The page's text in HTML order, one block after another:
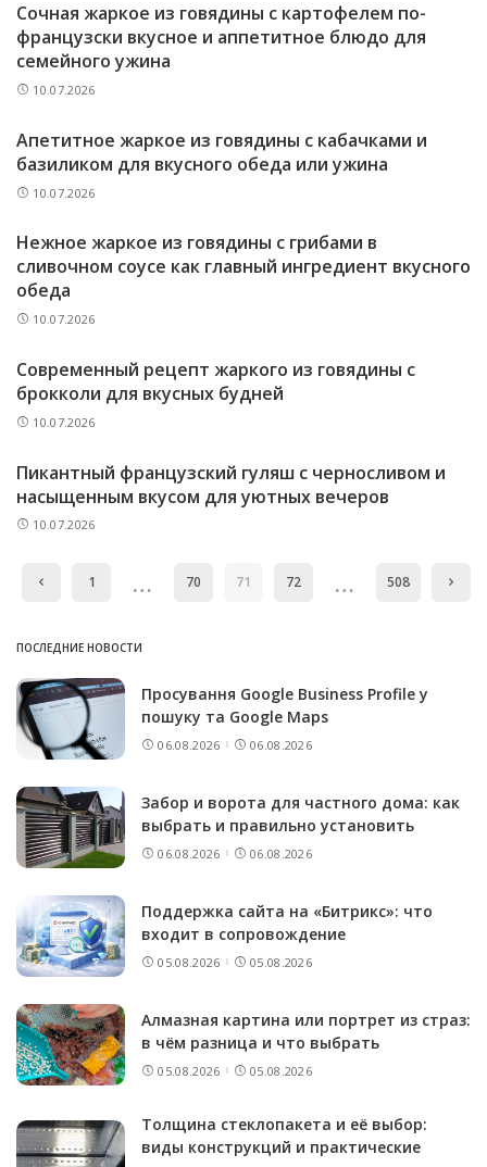
Сочная жаркое из говядины с картофелем по-
французски вкусное и аппетитное блюдо для
семейного ужина
10.07.2026
Апетитное жаркое из говядины с кабачками и
базиликом для вкусного обеда или ужина
10.07.2026
Нежное жаркое из говядины с грибами в
сливочном соусе как главный ингредиент вкусного
обеда
10.07.2026
Современный рецепт жаркого из говядины с
брокколи для вкусных будней
10.07.2026
Пикантный французский гуляш с черносливом и
насыщенным вкусом для уютных вечеров
10.07.2026
1 … 70 71 72 … 508
ПОСЛЕДНИЕ НОВОСТИ
Просування Google Business Profile у
пошуку та Google Maps
06.08.2026 06.08.2026
Забор и ворота для частного дома: как
выбрать и правильно установить
06.08.2026 06.08.2026
Поддержка сайта на «Битрикс»: что
входит в сопровождение
05.08.2026 05.08.2026
Алмазная картина или портрет из страз:
в чём разница и что выбрать
05.08.2026 05.08.2026
Толщина стеклопакета и её выбор:
виды конструкций и практические